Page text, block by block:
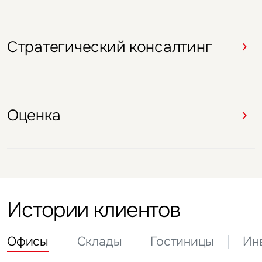
Стратегический консалтинг
Оценка
Истории клиентов
Офисы Склады Гостиницы